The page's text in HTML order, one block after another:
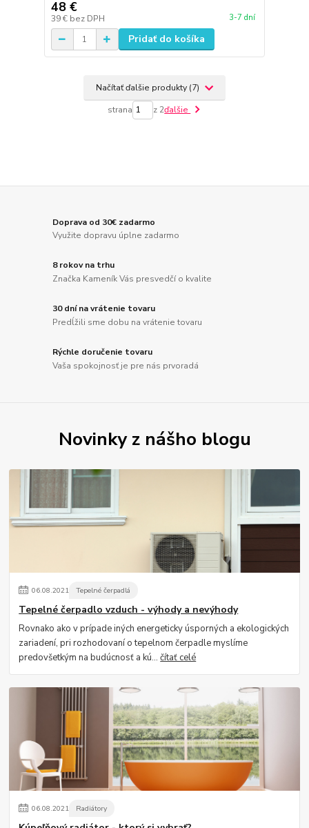
48 €
39 € bez DPH 3-7 dní
Pridať do košíka
Načítať ďalšie produkty (7)
strana z 2ďalšie
Doprava od 30€ zadarmo
Využite dopravu úplne zadarmo
8 rokov na trhu
Značka Kameník Vás presvedčí o kvalite
30 dní na vrátenie tovaru
Predĺžili sme dobu na vrátenie tovaru
Rýchle doručenie tovaru
Vaša spokojnosť je pre nás prvoradá
Novinky z nášho blogu
06.08.2021 Tepelné čerpadlá
Tepelné čerpadlo vzduch - výhody a nevýhody
Rovnako ako v prípade iných energeticky úsporných a ekologických
zariadení, pri rozhodovaní o tepelnom čerpadle myslíme
predovšetkým na budúcnosť a kú...čítať celé
06.08.2021 Radiátory